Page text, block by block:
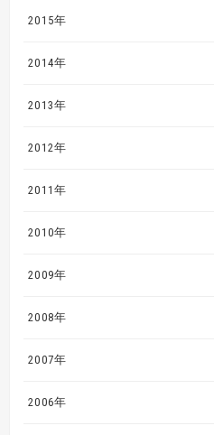
2015年
2014年
2013年
2012年
2011年
2010年
2009年
2008年
2007年
2006年